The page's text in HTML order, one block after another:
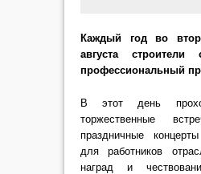
Каждый год во
августа строители
профессиональный
В этот день
торжественные
праздничные
для работников
наград и